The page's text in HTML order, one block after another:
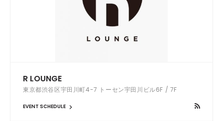
R LOUNGE
東京都渋谷区宇田川町4-7 トーセン宇田川ビル6F / 7F
EVENT SCHEDULE